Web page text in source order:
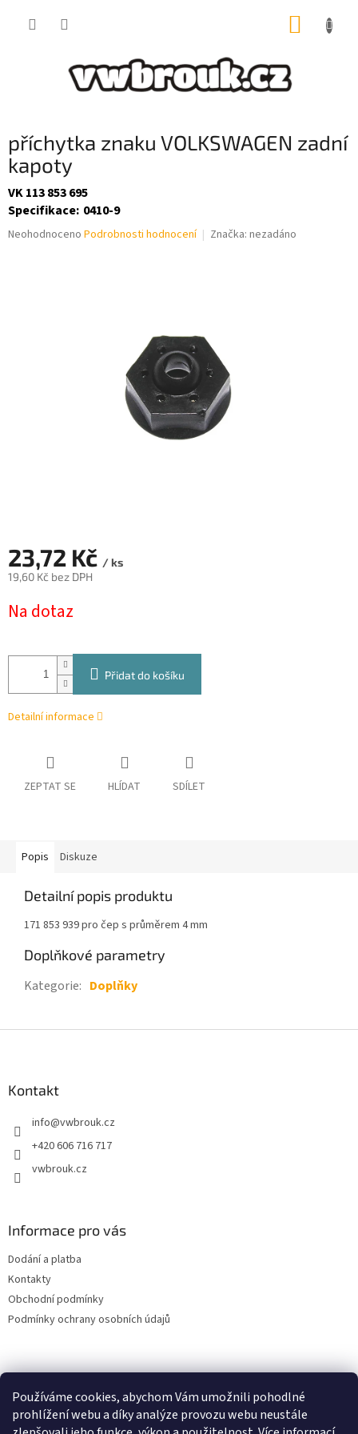
Používáme cookies, abychom Vám umožnili pohodlné
prohlížení webu a díky analýze provozu webu neustále
příchytka znaku VOLKSWAGEN zadní
kapoty
VK 113 853 695
Specifikace: 0410-9
Průměrné
Neohodnoceno Podrobnosti hodnocení Značka: nezadáno
23,72 Kč / ks
19,60 Kč bez DPH
cena:
Na dotaz
Přidat do košíku
Detailní informace
ZEPTAT SE HLÍDAT SDÍLET
Popis Diskuze
Detailní popis produktu
171 853 939 pro čep s průměrem 4 mm
Doplňkové parametry
Kategorie: Doplňky
Kontakt
info@vwbrouk.cz
+420 606 716 717
vwbrouk.cz
Informace pro vás
Dodání a platba
Kontakty
Obchodní podmínky
Podmínky ochrany osobních údajů